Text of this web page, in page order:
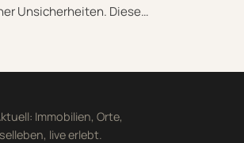
Unsicherheiten. Diese…
Immobilien, Orte,
live erlebt.